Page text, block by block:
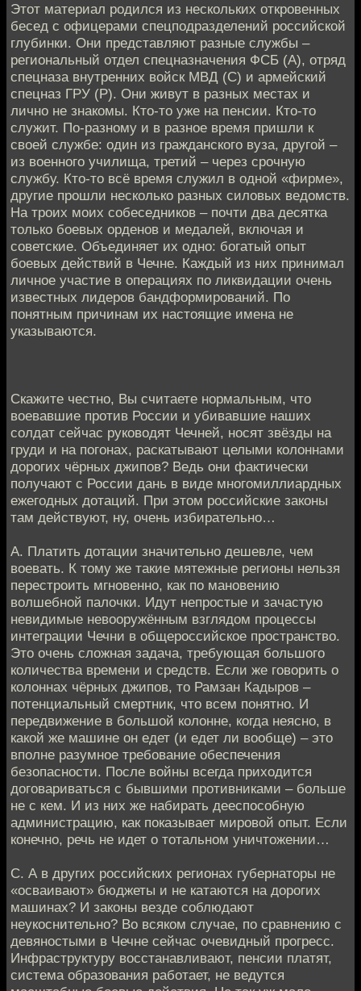
Этот материал родился из нескольких откровенных
бесед с офицерами спецподразделений российской
глубинки. Они представляют разные службы –
региональный отдел спецназначения ФСБ (А), отряд
спецназа внутренних войск МВД (С) и армейский
спецназ ГРУ (Р). Они живут в разных местах и
лично не знакомы. Кто-то уже на пенсии. Кто-то
служит. По-разному и в разное время пришли к
своей службе: один из гражданского вуза, другой –
из военного училища, третий – через срочную
службу. Кто-то всё время служил в одной «фирме»,
другие прошли несколько разных силовых ведомств.
На троих моих собеседников – почти два десятка
только боевых орденов и медалей, включая и
советские. Объединяет их одно: богатый опыт
боевых действий в Чечне. Каждый из них принимал
личное участие в операциях по ликвидации очень
известных лидеров бандформирований. По
понятным причинам их настоящие имена не
указываются.
Скажите честно, Вы считаете нормальным, что
воевавшие против России и убивавшие наших
солдат сейчас руководят Чечней, носят звёзды на
груди и на погонах, раскатывают целыми колоннами
дорогих чёрных джипов? Ведь они фактически
получают с России дань в виде многомиллиардных
ежегодных дотаций. При этом российские законы
там действуют, ну, очень избирательно…
А. Платить дотации значительно дешевле, чем
воевать. К тому же такие мятежные регионы нельзя
перестроить мгновенно, как по мановению
волшебной палочки. Идут непростые и зачастую
невидимые невооружённым взглядом процессы
интеграции Чечни в общероссийское пространство.
Это очень сложная задача, требующая большого
количества времени и средств. Если же говорить о
колоннах чёрных джипов, то Рамзан Кадыров –
потенциальный смертник, что всем понятно. И
передвижение в большой колонне, когда неясно, в
какой же машине он едет (и едет ли вообще) – это
вполне разумное требование обеспечения
безопасности. После войны всегда приходится
договариваться с бывшими противниками – больше
не с кем. И из них же набирать дееспособную
администрацию, как показывает мировой опыт. Если
конечно, речь не идет о тотальном уничтожении…
С. А в других российских регионах губернаторы не
«осваивают» бюджеты и не катаются на дорогих
машинах? И законы везде соблюдают
неукоснительно? Во всяком случае, по сравнению с
девяностыми в Чечне сейчас очевидный прогресс.
Инфраструктуру восстанавливают, пенсии платят,
система образования работает, не ведутся